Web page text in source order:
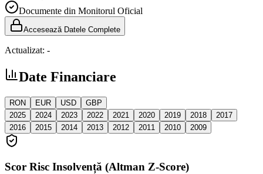
Documente din Monitorul Oficial
Accesează Datele Complete
Actualizat: -
Date Financiare
RON EUR USD
GBP
2025
2024 2023 2022 2021 2020 2019 2018
2017
2016
2015 2014 2013 2012 2011 2010 2009
Scor Risc Insolvență (Altman Z-Score)